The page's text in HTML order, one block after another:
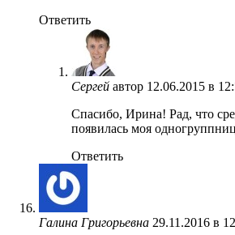
Ответить
Сергей автор 12.06.2015 в
Спасибо, Ирина! Рад, что
появилась моя
Ответить
Галина Григорьевна 29.11.2016 в